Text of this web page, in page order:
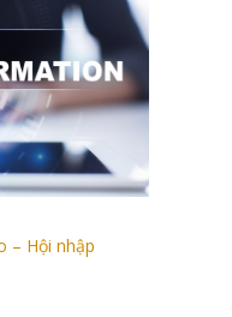
– Hội nhập